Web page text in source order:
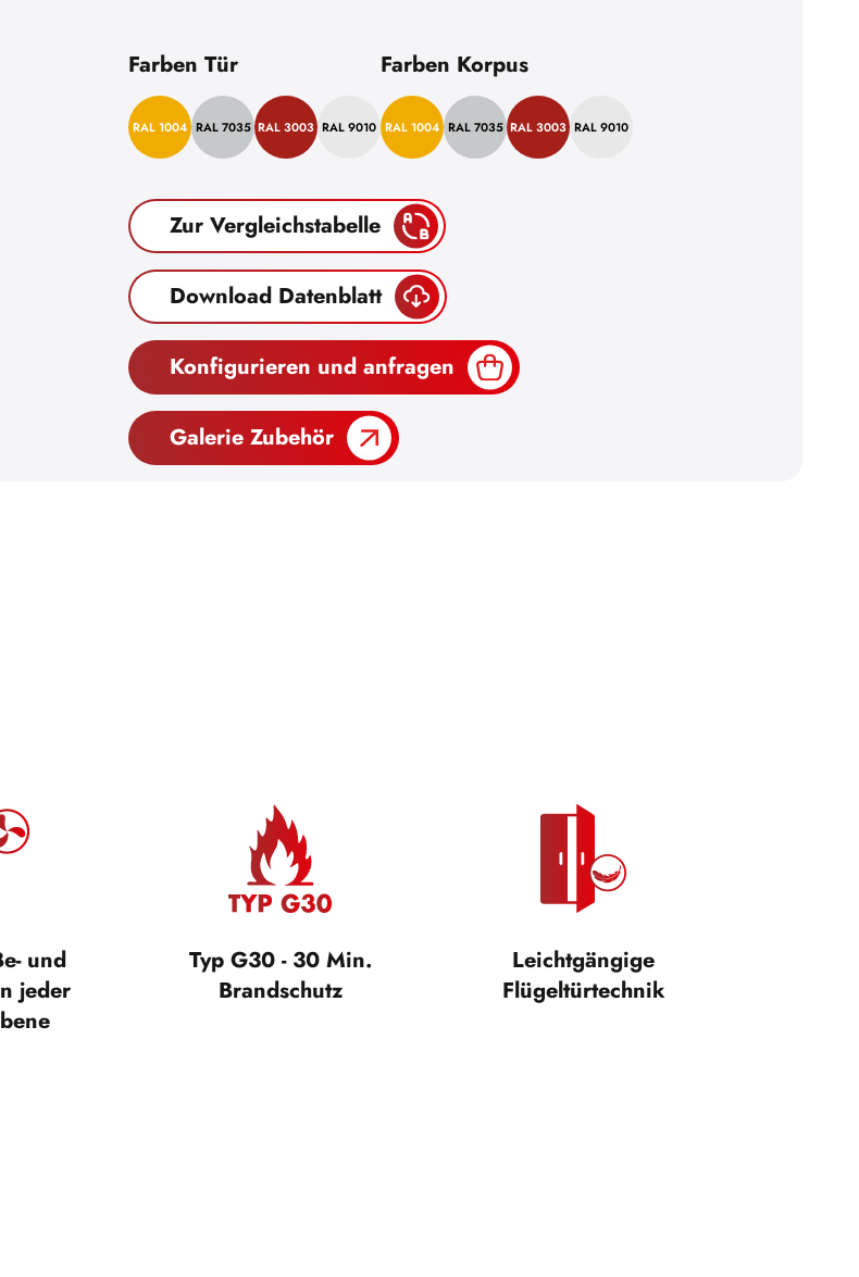
Farben Tür
RAL 1004 RAL 7035 RAL 3003 RAL 9010
Farben Korpus
RAL 1004 RAL 7035 RAL 3003 RAL 9010
Zur Vergleichstabelle
Download Datenblatt
Konfigurieren und anfragen
Galerie Zubehör
und
jeder
Typ G30 - 30 Min.
Brandschutz
Leichtgängige
Flügeltürtechnik